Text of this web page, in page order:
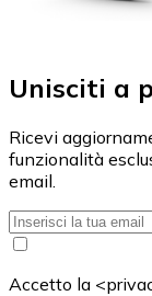
Unisciti a
Ricevi
funzionalità
email.
Accetto la